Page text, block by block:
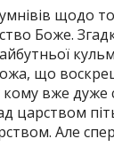
щодо
Боже.
що
вже дуже
царством
Але